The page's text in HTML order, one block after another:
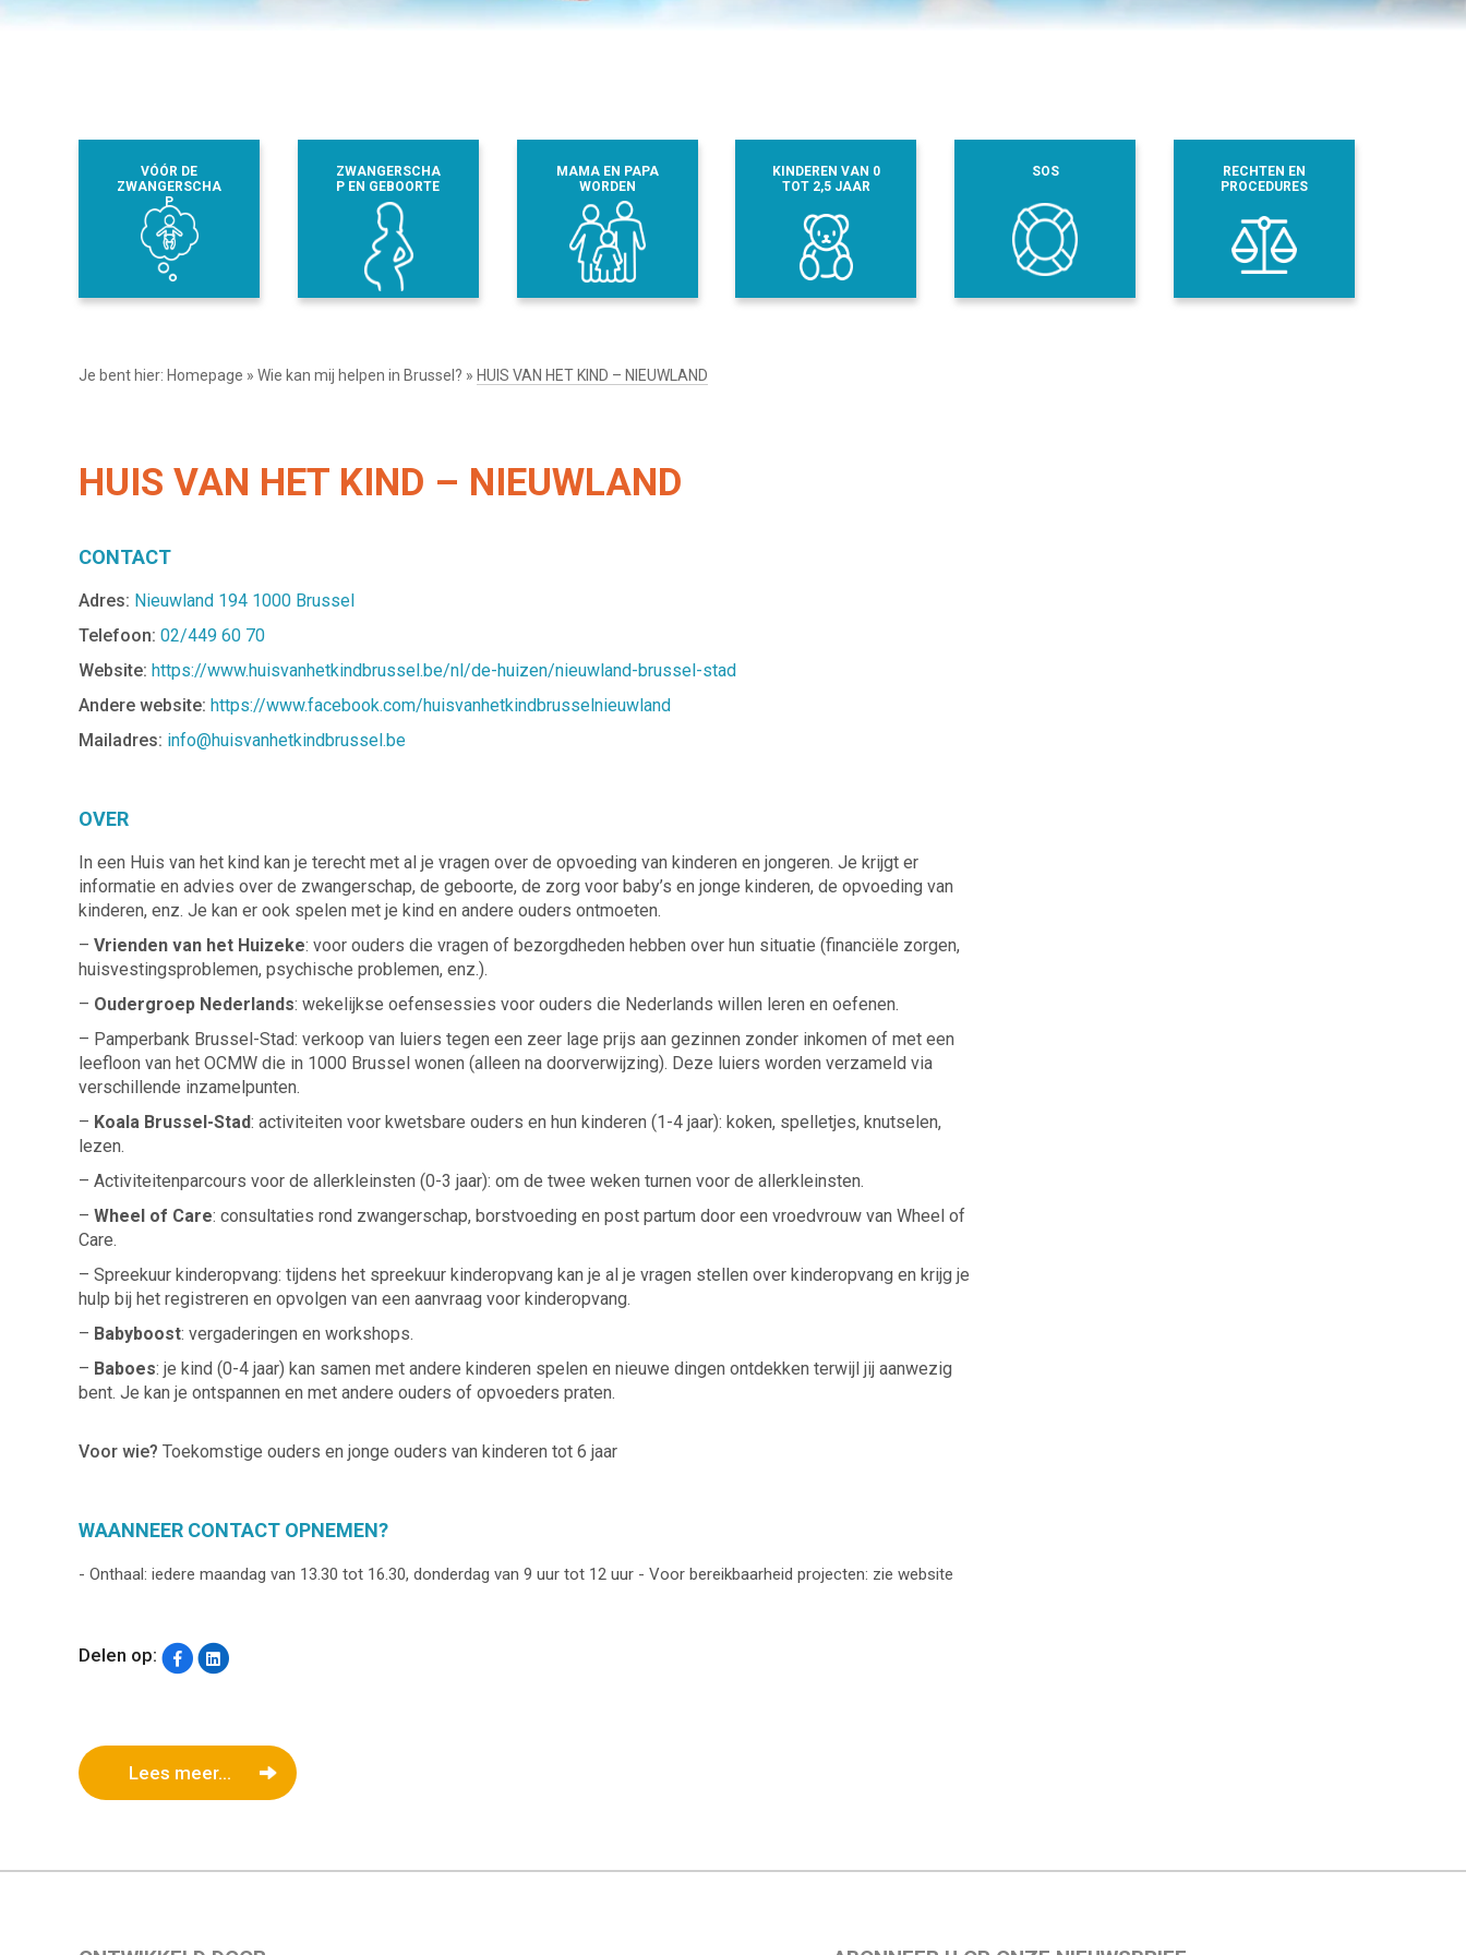
VÓÓR DE
ZWANGERSCHA
P
ZWANGERSCHA
P EN GEBOORTE
MAMA EN PAPA
WORDEN
KINDEREN VAN 0
TOT 2,5 JAAR
SOS
RECHTEN EN
PROCEDURES
Je bent hier: Homepage » Wie kan mij helpen in Brussel? » HUIS VAN HET KIND – NIEUWLAND
HUIS VAN HET KIND – NIEUWLAND
CONTACT
Adres: Nieuwland 194 1000 Brussel
Telefoon: 02/449 60 70
Website: https://www.huisvanhetkindbrussel.be/nl/de-huizen/nieuwland-brussel-stad
Andere website: https://www.facebook.com/huisvanhetkindbrusselnieuwland
Mailadres: info@huisvanhetkindbrussel.be
OVER
In een Huis van het kind kan je terecht met al je vragen over de opvoeding van kinderen en jongeren. Je krijgt er
informatie en advies over de zwangerschap, de geboorte, de zorg voor baby’s en jonge kinderen, de opvoeding van
kinderen, enz. Je kan er ook spelen met je kind en andere ouders ontmoeten.
– Vrienden van het Huizeke: voor ouders die vragen of bezorgdheden hebben over hun situatie (financiële zorgen,
huisvestingsproblemen, psychische problemen, enz.).
– Oudergroep Nederlands: wekelijkse oefensessies voor ouders die Nederlands willen leren en oefenen.
– Pamperbank Brussel-Stad: verkoop van luiers tegen een zeer lage prijs aan gezinnen zonder inkomen of met een
leefloon van het OCMW die in 1000 Brussel wonen (alleen na doorverwijzing). Deze luiers worden verzameld via
verschillende inzamelpunten.
– Koala Brussel-Stad: activiteiten voor kwetsbare ouders en hun kinderen (1-4 jaar): koken, spelletjes, knutselen,
lezen.
– Activiteitenparcours voor de allerkleinsten (0-3 jaar): om de twee weken turnen voor de allerkleinsten.
– Wheel of Care: consultaties rond zwangerschap, borstvoeding en post partum door een vroedvrouw van Wheel of
Care.
– Spreekuur kinderopvang: tijdens het spreekuur kinderopvang kan je al je vragen stellen over kinderopvang en krijg je
hulp bij het registreren en opvolgen van een aanvraag voor kinderopvang.
– Babyboost: vergaderingen en workshops.
– Baboes: je kind (0-4 jaar) kan samen met andere kinderen spelen en nieuwe dingen ontdekken terwijl jij aanwezig
bent. Je kan je ontspannen en met andere ouders of opvoeders praten.
Voor wie? Toekomstige ouders en jonge ouders van kinderen tot 6 jaar
WAANNEER CONTACT OPNEMEN?
- Onthaal: iedere maandag van 13.30 tot 16.30, donderdag van 9 uur tot 12 uur - Voor bereikbaarheid projecten: zie website
Delen op:
Lees meer...